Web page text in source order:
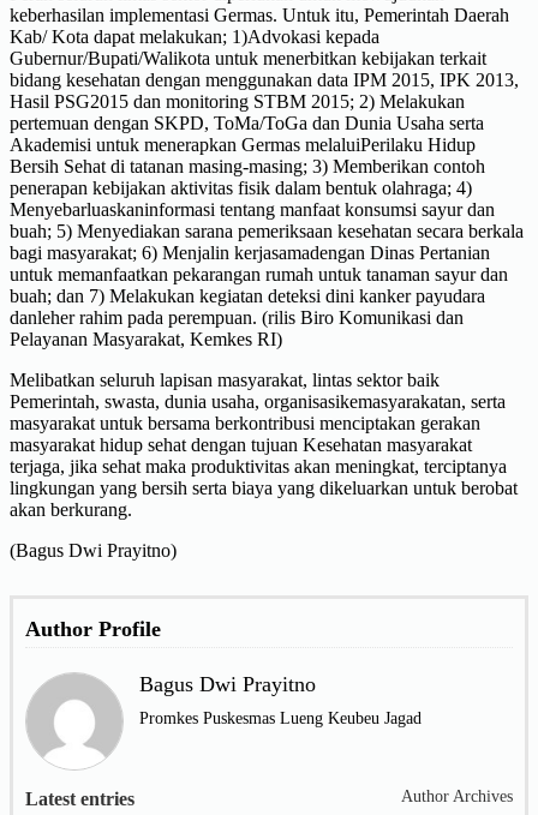
keberhasilan implementasi Germas. Untuk itu, Pemerintah Daerah
Kab/ Kota dapat melakukan; 1)Advokasi kepada
Gubernur/Bupati/Walikota untuk menerbitkan kebijakan terkait
bidang kesehatan dengan menggunakan data IPM 2015, IPK 2013,
Hasil PSG2015 dan monitoring STBM 2015; 2) Melakukan
pertemuan dengan SKPD, ToMa/ToGa dan Dunia Usaha serta
Akademisi untuk menerapkan Germas melaluiPerilaku Hidup
Bersih Sehat di tatanan masing-masing; 3) Memberikan contoh
penerapan kebijakan aktivitas fisik dalam bentuk olahraga; 4)
Menyebarluaskaninformasi tentang manfaat konsumsi sayur dan
buah; 5) Menyediakan sarana pemeriksaan kesehatan secara berkala
bagi masyarakat; 6) Menjalin kerjasamadengan Dinas Pertanian
untuk memanfaatkan pekarangan rumah untuk tanaman sayur dan
buah; dan 7) Melakukan kegiatan deteksi dini kanker payudara
danleher rahim pada perempuan. (rilis Biro Komunikasi dan
Pelayanan Masyarakat, Kemkes RI)
Melibatkan seluruh lapisan masyarakat, lintas sektor baik
Pemerintah, swasta, dunia usaha, organisasikemasyarakatan, serta
masyarakat untuk bersama berkontribusi menciptakan gerakan
masyarakat hidup sehat dengan tujuan Kesehatan masyarakat
terjaga, jika sehat maka produktivitas akan meningkat, terciptanya
lingkungan yang bersih serta biaya yang dikeluarkan untuk berobat
akan berkurang.
(Bagus Dwi Prayitno)
Author Profile
Bagus Dwi Prayitno
Promkes Puskesmas Lueng Keubeu Jagad
Latest entries Author Archives